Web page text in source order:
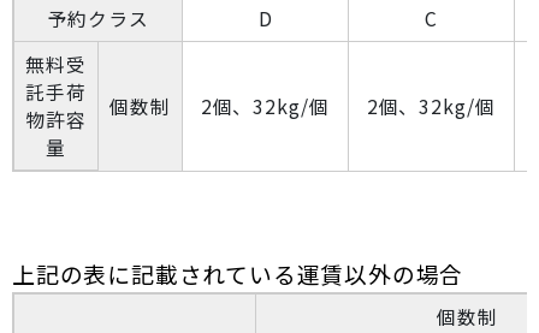
予約クラス D
C
無料受
託手荷
物許容
量
個数制 2個、32kg/個 2個、32kg/個
上記の表に記載されている運賃以外の場合
個数制